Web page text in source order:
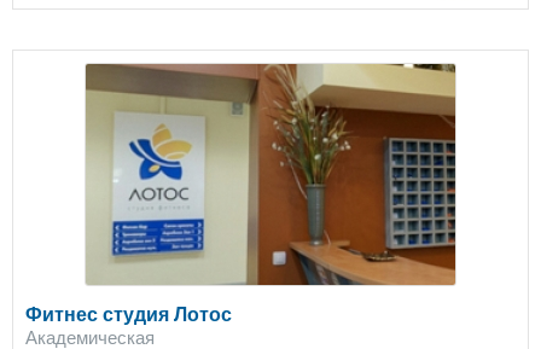
Фитнес студия Лотос
Академическая